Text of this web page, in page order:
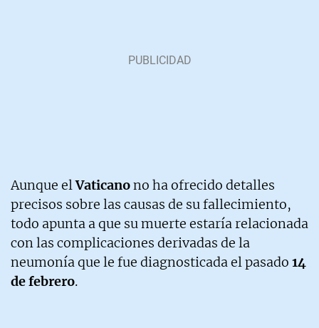
Aunque elVaticanono ha ofrecido detalles
precisos sobre las causas de su fallecimiento,
todo apunta a que su muerte estaría relacionada
con las complicaciones derivadas de la
neumonía que le fue diagnosticada el pasado 14
de febrero.